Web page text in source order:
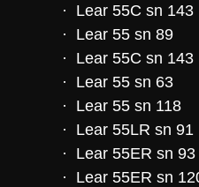
· Lear 55C sn 143
· Lear 55 sn 89
· Lear 55C sn 143
· Lear 55 sn 63
· Lear 55 sn 118
· Lear 55LR sn 91
· Lear 55ER sn 93
· Lear 55ER sn